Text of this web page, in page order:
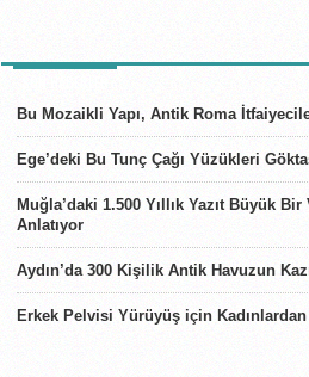
Bu Mozaikli Yapı, Antik Roma
Ege’deki Bu Tunç Çağı Yüzükleri
Muğla’daki 1.500 Yıllık Yazıt Büyük
Anlatıyor
Aydın’da 300 Kişilik Antik Havuzun
Erkek Pelvisi Yürüyüş için